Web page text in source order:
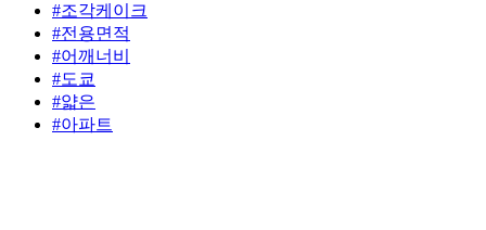
#조각케이크
#전용면적
#어깨너비
#도쿄
#얇은
#아파트